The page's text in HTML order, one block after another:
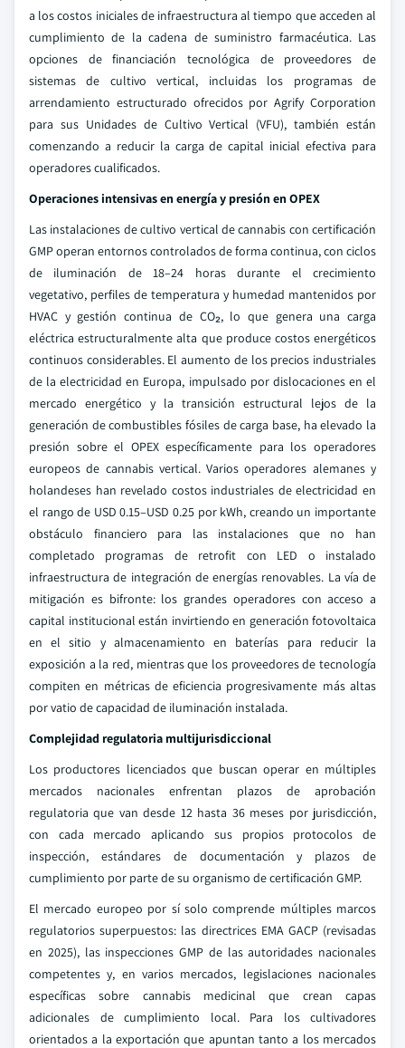
a los costos iniciales de infraestructura al tiempo que acceden al
cumplimiento de la cadena de suministro farmacéutica. Las
opciones de financiación tecnológica de proveedores de
sistemas de cultivo vertical, incluidas los programas de
arrendamiento estructurado ofrecidos por Agrify Corporation
para sus Unidades de Cultivo Vertical (VFU), también están
comenzando a reducir la carga de capital inicial efectiva para
operadores cualificados.
Operaciones intensivas en energía y presión en OPEX
Las instalaciones de cultivo vertical de cannabis con certificación
GMP operan entornos controlados de forma continua, con ciclos
de iluminación de 18–24 horas durante el crecimiento
vegetativo, perfiles de temperatura y humedad mantenidos por
HVAC y gestión continua de CO₂, lo que genera una carga
eléctrica estructuralmente alta que produce costos energéticos
continuos considerables. El aumento de los precios industriales
de la electricidad en Europa, impulsado por dislocaciones en el
mercado energético y la transición estructural lejos de la
generación de combustibles fósiles de carga base, ha elevado la
presión sobre el OPEX específicamente para los operadores
europeos de cannabis vertical. Varios operadores alemanes y
holandeses han revelado costos industriales de electricidad en
el rango de USD 0.15–USD 0.25 por kWh, creando un importante
obstáculo financiero para las instalaciones que no han
completado programas de retrofit con LED o instalado
infraestructura de integración de energías renovables. La vía de
mitigación es bifronte: los grandes operadores con acceso a
capital institucional están invirtiendo en generación fotovoltaica
en el sitio y almacenamiento en baterías para reducir la
exposición a la red, mientras que los proveedores de tecnología
compiten en métricas de eficiencia progresivamente más altas
por vatio de capacidad de iluminación instalada.
Complejidad regulatoria multijurisdiccional
Los productores licenciados que buscan operar en múltiples
mercados nacionales enfrentan plazos de aprobación
regulatoria que van desde 12 hasta 36 meses por jurisdicción,
con cada mercado aplicando sus propios protocolos de
inspección, estándares de documentación y plazos de
cumplimiento por parte de su organismo de certificación GMP.
El mercado europeo por sí solo comprende múltiples marcos
regulatorios superpuestos: las directrices EMA GACP (revisadas
en 2025), las inspecciones GMP de las autoridades nacionales
competentes y, en varios mercados, legislaciones nacionales
específicas sobre cannabis medicinal que crean capas
adicionales de cumplimiento local. Para los cultivadores
orientados a la exportación que apuntan tanto a los mercados